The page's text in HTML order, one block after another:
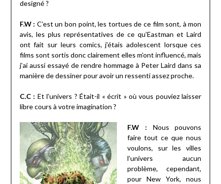
designé ?
F.W : C’est un bon point, les tortues de ce film sont, à mon
avis, les plus représentatives de ce qu’Eastman et Laird
ont fait sur leurs comics, j’étais adolescent lorsque ces
films sont sortis donc clairement elles m’ont influencé, mais
j’ai aussi essayé de rendre hommage à Peter Laird dans sa
manière de dessiner pour avoir un ressenti assez proche.
C.C : Et l’univers ? Était-il « écrit » où vous pouviez laisser
libre cours à votre imagination ?
F.W : Nous pouvons
faire tout ce que nous
voulons, sur les villes
l’univers aucun
problème, cependant,
pour New York, nous